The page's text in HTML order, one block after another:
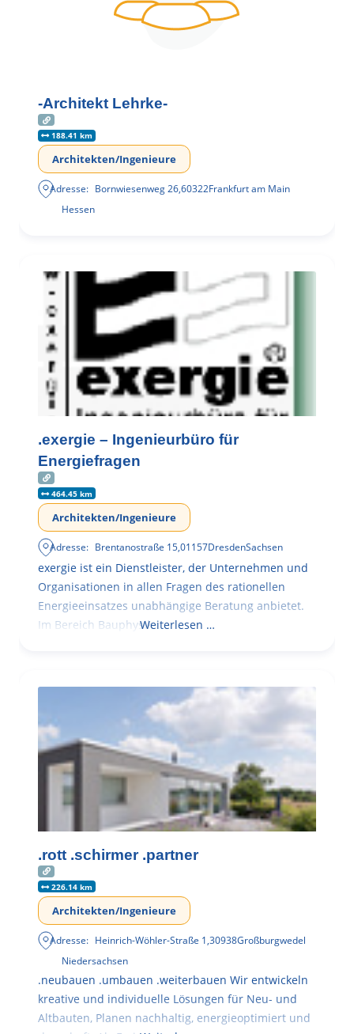
-Architekt Lehrke-
188.41 km
Architekten/Ingenieure
Adresse: Bornwiesenweg 26,60322Frankfurt am Main
Hessen
.exergie – Ingenieurbüro für
Energiefragen
464.45 km
Architekten/Ingenieure
Adresse: Brentanostraße 15,01157DresdenSachsen
exergie ist ein Dienstleister, der Unternehmen und
Organisationen in allen Fragen des rationellen
Energieeinsatzes unabhängige Beratung anbietet.
Im Bereich BauphysikWeiterlesen …
.rott .schirmer .partner
226.14 km
Architekten/Ingenieure
Adresse: Heinrich-Wöhler-Straße 1,30938Großburgwedel
Niedersachsen
.neubauen .umbauen .weiterbauen Wir entwickeln
kreative und individuelle Lösungen für Neu- und
Altbauten, Planen nachhaltig, energieoptimiert und